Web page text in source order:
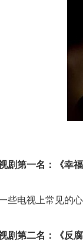
剧第一名：《幸福
些电视上常见的
剧第二名：《反腐